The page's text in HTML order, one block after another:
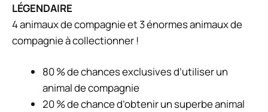
LÉGENDAIRE
4 animaux de compagnie et 3 énormes animaux de
compagnie à collectionner !
80 % de chances exclusives d’utiliser un
animal de compagnie
20 % de chance d’obtenir un superbe animal